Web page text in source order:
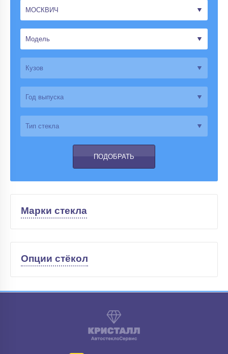
Марки стекла
Опции стёкол